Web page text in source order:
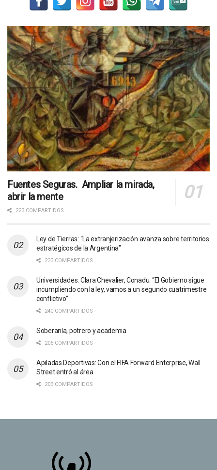
Fuentes Seguras. Ampliar la mirada,
abrir la mente
223 COMPARTIDOS
Ley de Tierras: “La extranjerización avanza sobre territorios
estratégicos de la Argentina”
233 COMPARTIDOS
Universidades. Clara Chevalier, Conadu: “El Gobierno sigue
incumpliendo con la ley, vamos a un segundo cuatrimestre
conflictivo”
240 COMPARTIDOS
Soberanía, potrero y academia
206 COMPARTIDOS
Apiladas Deportivas: Con el FIFA Forward Enterprise, Wall
Street entró al área
203 COMPARTIDOS